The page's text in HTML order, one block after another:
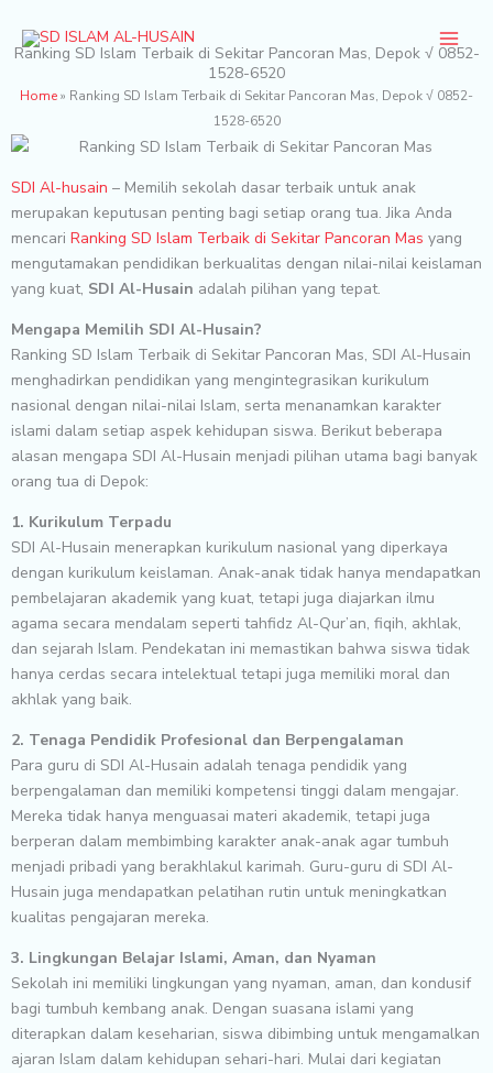
content
Ranking SD Islam Terbaik di Sekitar Pancoran Mas, Depok √ 0852-
1528-6520
Home» Ranking SD Islam Terbaik di Sekitar Pancoran Mas, Depok √ 0852-
1528-6520
SDI Al-husain – Memilih sekolah dasar terbaik untuk anak
merupakan keputusan penting bagi setiap orang tua. Jika Anda
mencari Ranking SD Islam Terbaik di Sekitar Pancoran Mas yang
mengutamakan pendidikan berkualitas dengan nilai-nilai keislaman
yang kuat, SDI Al-Husain adalah pilihan yang tepat.
Mengapa Memilih SDI Al-Husain?
Ranking SD Islam Terbaik di Sekitar Pancoran Mas, SDI Al-Husain
menghadirkan pendidikan yang mengintegrasikan kurikulum
nasional dengan nilai-nilai Islam, serta menanamkan karakter
islami dalam setiap aspek kehidupan siswa. Berikut beberapa
alasan mengapa SDI Al-Husain menjadi pilihan utama bagi banyak
orang tua di Depok:
1. Kurikulum Terpadu
SDI Al-Husain menerapkan kurikulum nasional yang diperkaya
dengan kurikulum keislaman. Anak-anak tidak hanya mendapatkan
pembelajaran akademik yang kuat, tetapi juga diajarkan ilmu
agama secara mendalam seperti tahfidz Al-Qur’an, fiqih, akhlak,
dan sejarah Islam. Pendekatan ini memastikan bahwa siswa tidak
hanya cerdas secara intelektual tetapi juga memiliki moral dan
akhlak yang baik.
2. Tenaga Pendidik Profesional dan Berpengalaman
Para guru di SDI Al-Husain adalah tenaga pendidik yang
berpengalaman dan memiliki kompetensi tinggi dalam mengajar.
Mereka tidak hanya menguasai materi akademik, tetapi juga
berperan dalam membimbing karakter anak-anak agar tumbuh
menjadi pribadi yang berakhlakul karimah. Guru-guru di SDI Al-
Husain juga mendapatkan pelatihan rutin untuk meningkatkan
kualitas pengajaran mereka.
3. Lingkungan Belajar Islami, Aman, dan Nyaman
Sekolah ini memiliki lingkungan yang nyaman, aman, dan kondusif
bagi tumbuh kembang anak. Dengan suasana islami yang
diterapkan dalam keseharian, siswa dibimbing untuk mengamalkan
ajaran Islam dalam kehidupan sehari-hari. Mulai dari kegiatan